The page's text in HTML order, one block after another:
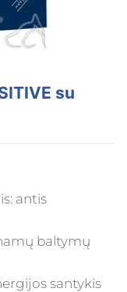
su
antis
baltymų
santykis